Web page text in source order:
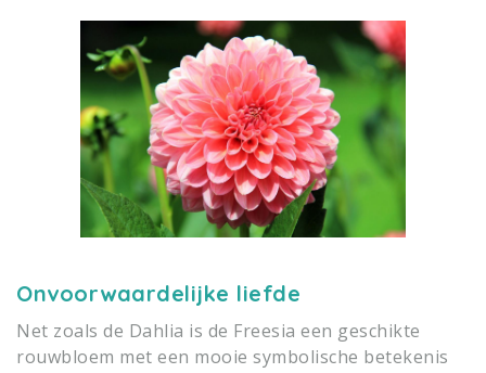
Onvoorwaardelijke liefde
Net zoals de Dahlia is de Freesia een geschikte
rouwbloem met een mooie symbolische betekenis